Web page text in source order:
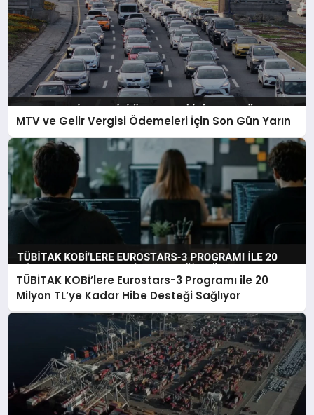
MTV ve Gelir Vergisi Ödemeleri İçin Son Gün Yarın
TÜBİTAK KOBİ’lere Eurostars-3 Programı ile 20
Milyon TL’ye Kadar Hibe Desteği Sağlıyor